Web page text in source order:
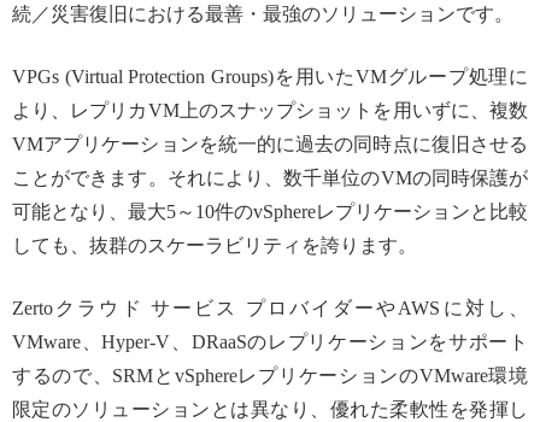
続／災害復旧における最善・最強のソリューションです。
VPGs (Virtual Protection Groups)を用いたVMグループ処理に
より、レプリカVM上のスナップショットを用いずに、複数
VMアプリケーションを統一的に過去の同時点に復旧させる
ことができます。それにより、数千単位のVMの同時保護が
可能となり、最大5～10件のvSphereレプリケーションと比較
しても、抜群のスケーラビリティを誇ります。
Zertoクラウド サービス プロバイダーやAWSに対し、
VMware、Hyper-V、DRaaSのレプリケーションをサポート
するので、SRMとvSphereレプリケーションのVMware環境
限定のソリューションとは異なり、優れた柔軟性を発揮し